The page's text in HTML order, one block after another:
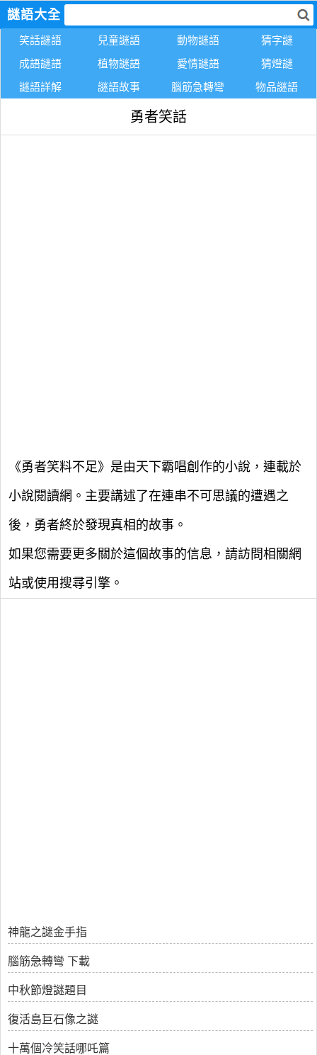
謎語大全
笑話謎語 兒童謎語 動物謎語
猜字謎
成語謎語
植物謎語 愛情謎語
猜燈謎
謎語詳解
謎語故事 腦筋急轉彎 物品謎語
勇者笑話
《勇者笑料不足》是由天下霸唱創作的小說，連載於
小說閱讀網。主要講述了在連串不可思議的遭遇之
後，勇者終於發現真相的故事。
如果您需要更多關於這個故事的信息，請訪問相關網
站或使用搜尋引擎。
神龍之謎金手指
腦筋急轉彎 下載
中秋節燈謎題目
復活島巨石像之謎
十萬個冷笑話哪吒篇